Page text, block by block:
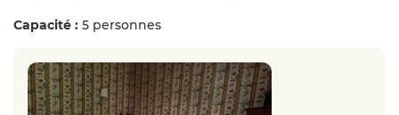
Capacité : 5 personnes